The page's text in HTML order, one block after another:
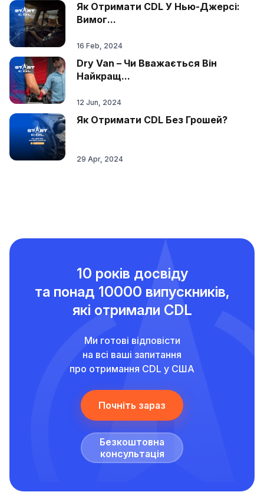
Як Отримати CDL У Нью-Джерсі:
Вимог...
16 Feb, 2024
Dry Van – Чи Вважається Він
Найкращ...
12 Jun, 2024
Як Отримати CDL Без Грошей?
29 Apr, 2024
10 років досвіду
та понад 10000 випускників,
які отримали CDL
Ми готові відповісти
на всі ваші запитання
про отримання CDL у США
Почніть зараз
Безкоштовна
консультація